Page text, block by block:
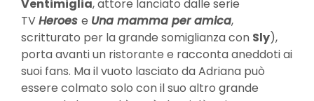
Ventimiglia, attore lanciato dalle serie
TVHeroes e Una mamma per amica,
scritturato per la grande somiglianza con Sly),
porta avanti un ristorante e racconta aneddoti ai
suoi fans. Ma il vuoto lasciato da Adriana può
essere colmato solo con il suo altro grande